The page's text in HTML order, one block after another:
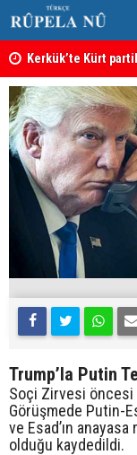
Kerkük’te Kürt
Trump’la Putin
Soçi Zirvesi
Görüşmede Putin-
ve Esad’ın
olduğu kaydedildi.